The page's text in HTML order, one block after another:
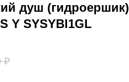
душ (гидроершик)
Y SYSYBI1GL
₽